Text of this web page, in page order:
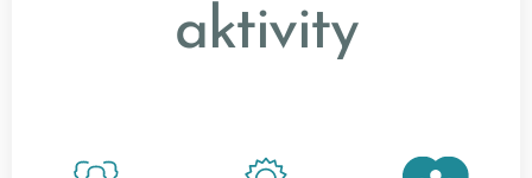
aktivity